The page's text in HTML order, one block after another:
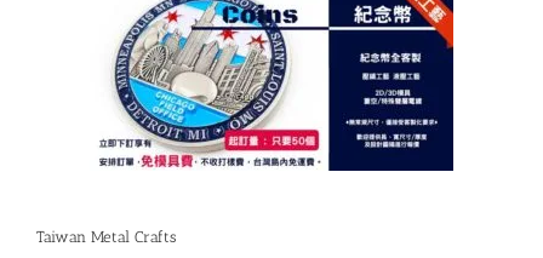
Taiwan Metal Crafts